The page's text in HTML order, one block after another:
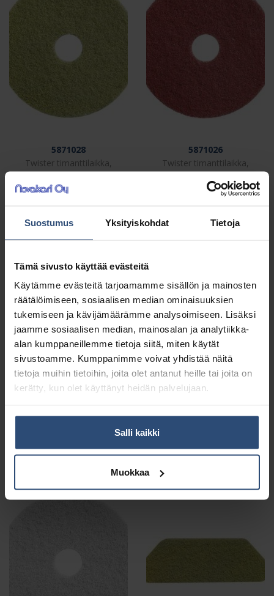
Suostumus Yksityiskohdat Tietoja
Tämä sivusto käyttää evästeitä
Käytämme evästeitä tarjoamamme sisällön ja mainosten
räätälöimiseen, sosiaalisen median ominaisuuksien
tukemiseen ja kävijämäärämme analysoimiseen. Lisäksi
jaamme sosiaalisen median, mainosalan ja analytiikka-
alan kumppaneillemme tietoja siitä, miten käytät
sivustoamme. Kumppanimme voivat yhdistää näitä
tietoja muihin tietoihin, joita olet antanut heille tai joita on
kerätty, kun olet käyttänyt heidän palvelujaan.
Salli kaikki
Muokkaa
5871028
Twister timanttilaikka,
48,25 €
5871026
Twister timanttilaikka,
€ alv 0%
Twister timanttilaikka,
48,25 € alv 0%
Twister timanttilaikka,
48,25 € alv 0%